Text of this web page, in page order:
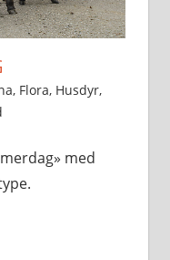
, Flora, Husdyr,
med